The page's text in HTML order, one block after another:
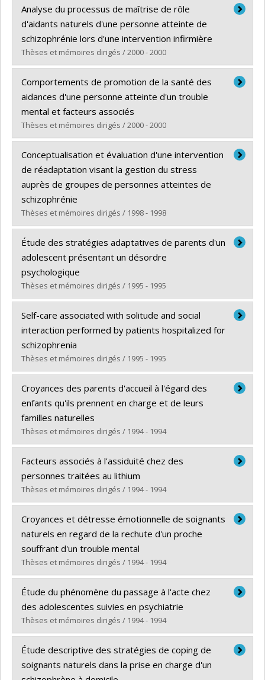
Diplômé(e) :Roy, Line
Cycle :Maîtrise
Diplôme obtenu : M. Sc.
Lien vers le document dans Papyrus
Analyse du processus de maîtrise de rôle
d'aidants naturels d'une personne atteinte de
schizophrénie lors d'une intervention infirmière
Thèses et mémoires dirigés / 2000 - 2000
Diplômé(e) :Daigle, Nicole
Cycle :Maîtrise
Diplôme obtenu : M. Sc.
Lien vers le document dans Papyrus
Comportements de promotion de la santé des
aidances d'une personne atteinte d'un trouble
mental et facteurs associés
Thèses et mémoires dirigés / 2000 - 2000
Diplômé(e) :Laflamme, France
Cycle :Maîtrise
Diplôme obtenu :M. Sc.
Lien vers le document dans Papyrus
Conceptualisation et évaluation d'une intervention
de réadaptation visant la gestion du stress
auprès de groupes de personnes atteintes de
schizophrénie
Thèses et mémoires dirigés / 1998 - 1998
Diplômé(e) :Leclerc, Claude
Cycle :Doctorat
Diplôme obtenu :
Lien vers le document dans Papyrus
Étude des stratégies adaptatives de parents d'un
adolescent présentant un désordre
psychologique
Thèses et mémoires dirigés / 1995 - 1995
Diplômé(e) :Perreault, Lynn
Cycle :Maîtrise
Diplôme obtenu :
Lien vers le document dans Papyrus
Self-care associated with solitude and social
interaction performed by patients hospitalized for
schizophrenia
Thèses et mémoires dirigés / 1995 - 1995
Diplômé(e) :Jack, Suzanne
Cycle :Maîtrise
Diplôme obtenu :
Lien vers le document dans Papyrus
Croyances des parents d'accueil à l'égard des
enfants qu'ils prennent en charge et de leurs
familles naturelles
Thèses et mémoires dirigés / 1994 - 1994
Diplômé(e) :Bourgie, Christianne
Cycle :Maîtrise
Diplôme obtenu :M. Sc.
Lien vers le document dans Papyrus
Facteurs associés à l'assiduité chez des
personnes traitées au lithium
Thèses et mémoires dirigés / 1994 - 1994
Diplômé(e) : Bonin, Jean-Pierre
Cycle :Maîtrise
Diplôme obtenu :M. Sc.
Lien vers le document dans Papyrus
Croyances et détresse émotionnelle de soignants
naturels en regard de la rechute d'un proche
souffrant d'un trouble mental
Thèses et mémoires dirigés / 1994 - 1994
Diplômé(e) :Racine, Hélène
Cycle :Maîtrise
Diplôme obtenu :M. Sc.
Lien vers le document dans Papyrus
Étude du phénomène du passage à l'acte chez
des adolescentes suivies en psychiatrie
Thèses et mémoires dirigés / 1994 - 1994
Diplômé(e) :Albert, Jocelyne
Cycle :Maîtrise
Étude descriptive des stratégies de coping de
soignants naturels dans la prise en charge d'un